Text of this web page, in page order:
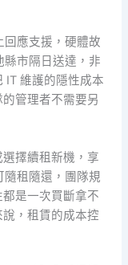
應支援，硬體故
縣市隔日送達，非
IT 維護的隱性成本
管理者不需要另
擇續租新機，享
租隨還，團隊規
是一次買斷拿不
，租賃的成本控